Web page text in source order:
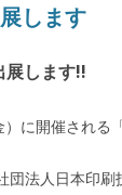
します
展します!!
に開催される
団法人日本印